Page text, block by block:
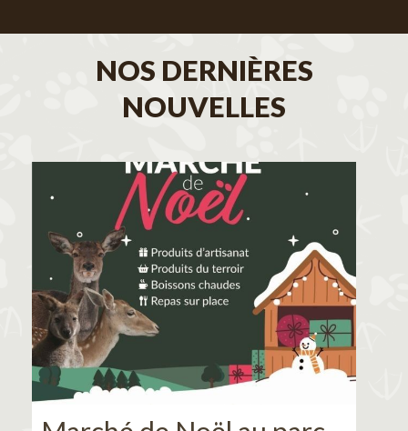
NOS DERNIÈRES
NOUVELLES